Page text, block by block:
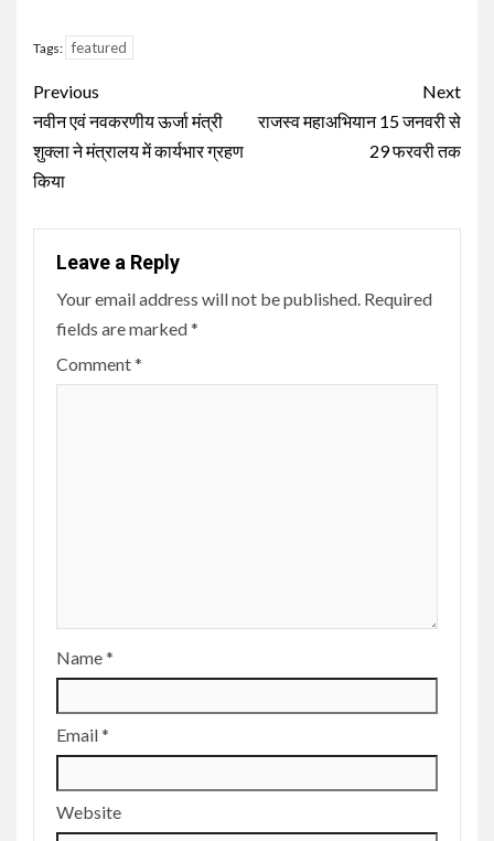
Tags: featured
Continue
Reading
Previous
नवीन एवं नवकरणीय ऊर्जा मंत्री
शुक्ला ने मंत्रालय में कार्यभार ग्रहण
किया
Next
राजस्व महाअभियान 15 जनवरी से
29 फरवरी तक
Leave a Reply
Your email address will not be published. Required
fields are marked*
Comment*
Name*
Email*
Website